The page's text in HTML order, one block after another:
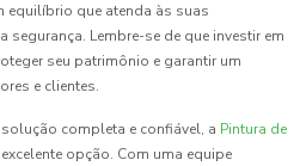
equilíbrio que atenda às suas
segurança. Lembre-se de que investir em
seu patrimônio e garantir um
e clientes.
completa e confiável, a Pintura de
opção. Com uma equipe